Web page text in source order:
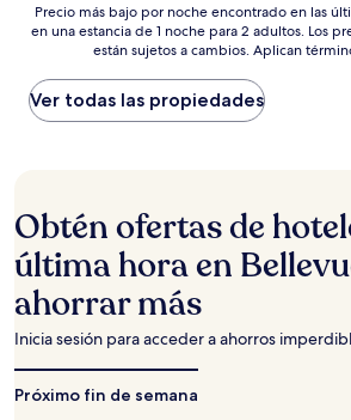
Precio
más
por
noche
encontrado
horas,
con
base
en
una
estancia
1
noche
Precio más bajo por noche encontrado en las
en una estancia de 1 noche para 2 adultos. Los
están sujetos a cambios. Aplican
Ver todas las propiedades
Obtén ofertas de
última hora en
ahorrar más
Inicia sesión para acceder a ahorros
Próximo fin de semana